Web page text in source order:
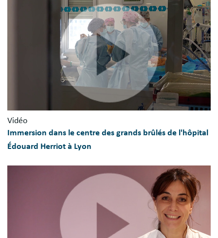
Vidéo
Immersion dans le centre des grands brûlés de l'hôpital
Édouard Herriot à Lyon